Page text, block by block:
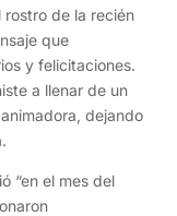
de la recién
que
y felicitaciones.
a llenar de un
dejando
“en el mes del